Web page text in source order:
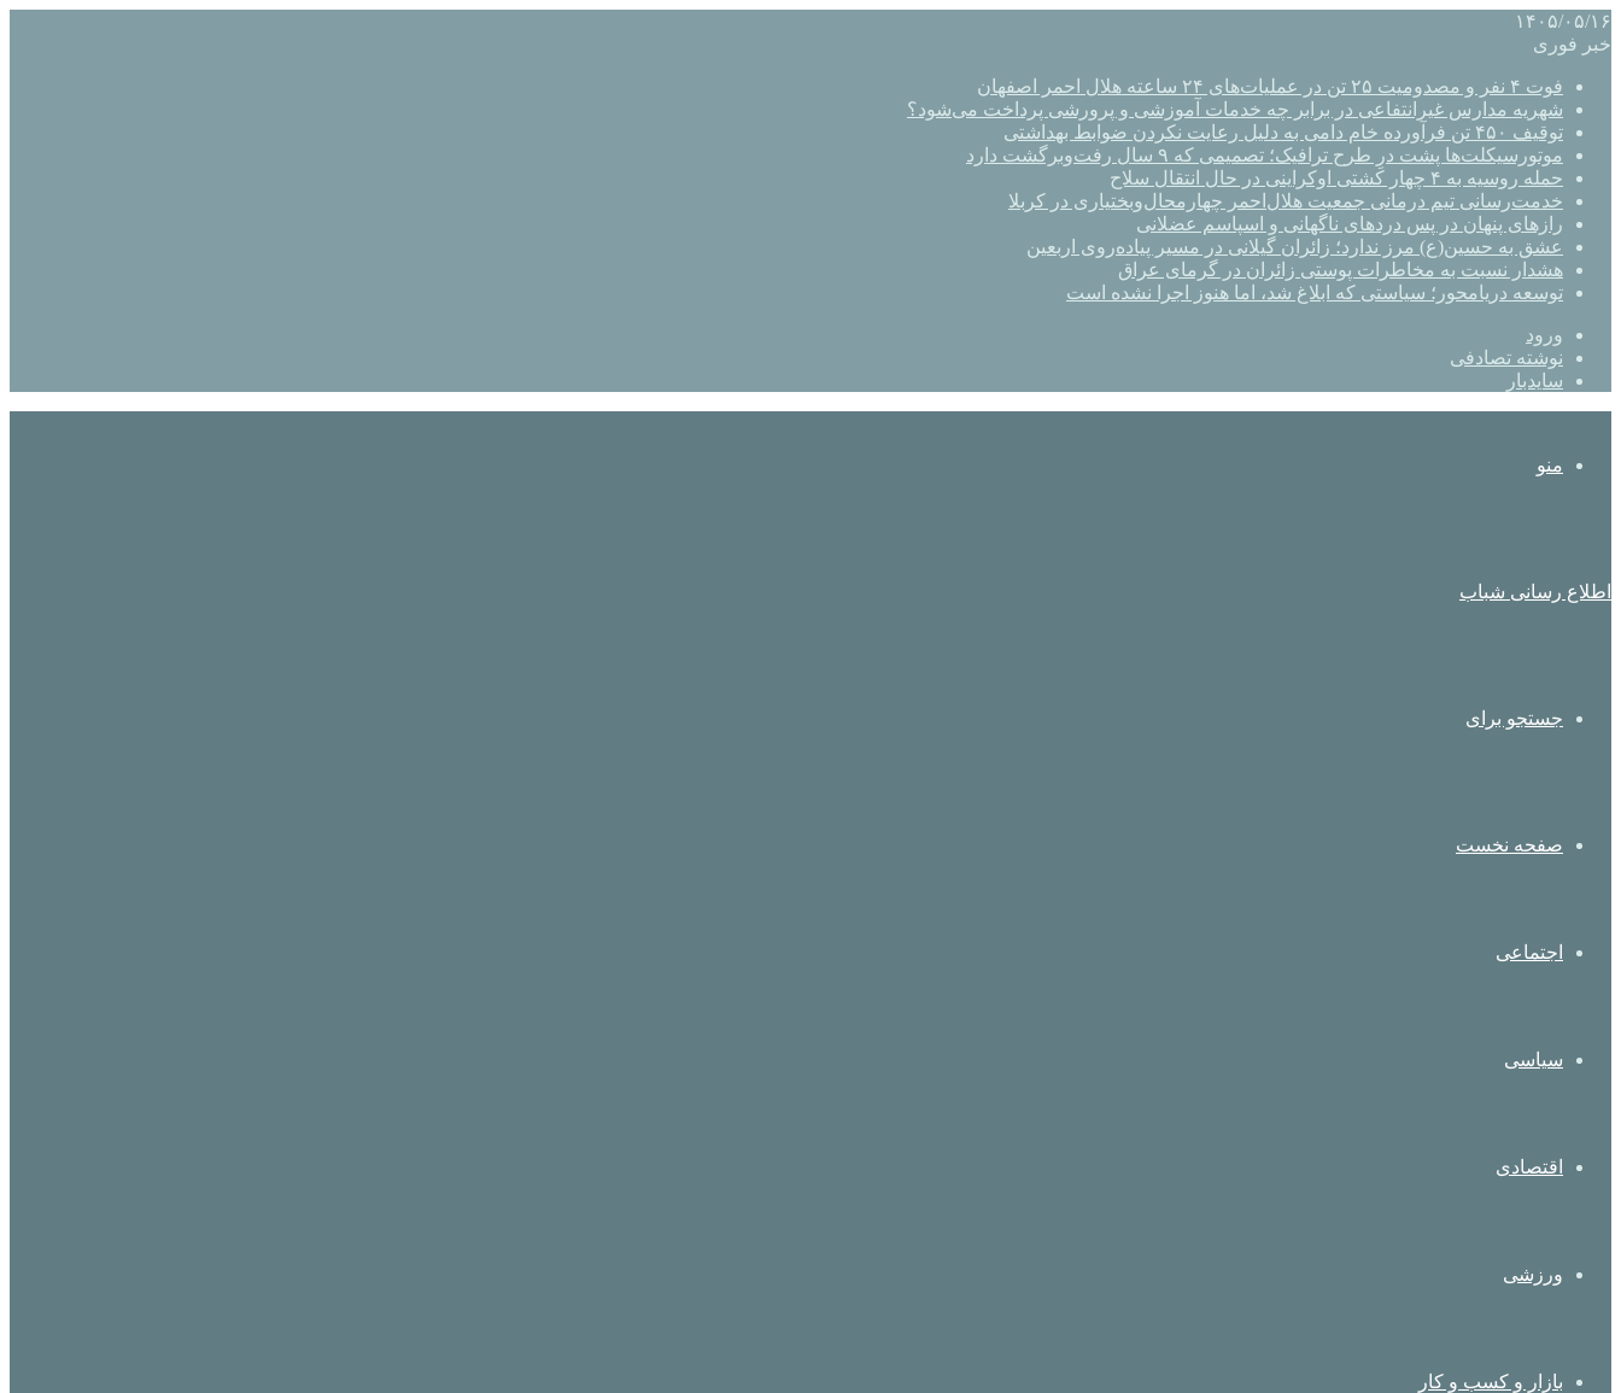
۱۴۰۵/۰۵/۱۶
خبر فوری
فوت ۴ نفر و مصدومیت ۲۵ تن در عملیات‌های ۲۴ ساعته هلال احمر اصفهان
شهریه مدارس غیرانتفاعی در برابر چه خدمات آموزشی و پرورشی پرداخت می‌شود؟
توقیف ۴۵۰ تن فرآورده خام دامی به دلیل رعایت نکردن ضوابط بهداشتی
موتورسیکلت‌ها پشت درِ طرح ترافیک؛ تصمیمی که ۹ سال رفت‌وبرگشت دارد
حمله روسیه به ۴ چهار کشتی اوکراینی در حال انتقال سلاح
خدمت‌رسانی تیم درمانی جمعیت هلال‌احمر چهارمحال‌وبختیاری در کربلا
رازهای پنهان در پس دردهای ناگهانی و اسپاسم عضلانی
عشق به حسین(ع) مرز ندارد؛ زائران گیلانی در مسیر پیاده‌روی اربعین
هشدار نسبت به مخاطرات پوستی زائران در گرمای عراق
توسعه دریامحور؛ سیاستی که ابلاغ شد، اما هنوز اجرا نشده است
ورود
نوشته تصادفی
سایدبار
منو
اطلاع رسانی شباب
جستجو برای
صفحه نخست
اجتماعی
سیاسی
اقتصادی
ورزشی
بازار و کسب و کار